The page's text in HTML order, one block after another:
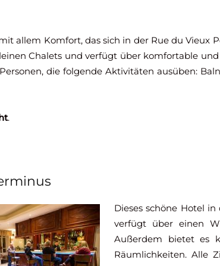
allem Komfort, das sich in der Rue du Vieux
Chalets und verfügt über komfortable
die folgende Aktivitäten ausüben:
.
Dieses schöne Hotel in
verfügt über einen
Außerdem bietet es
Räumlichkeiten. Alle